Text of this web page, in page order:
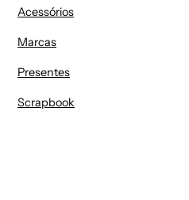
Acessórios
Marcas
Presentes
Scrapbook